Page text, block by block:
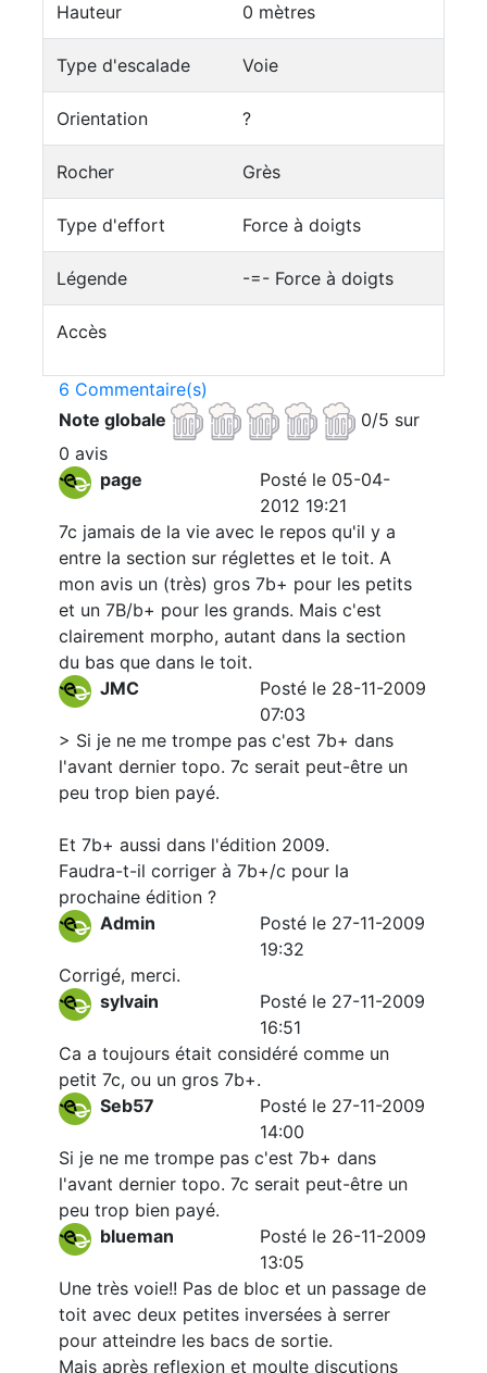
Hauteur 0 mètres
Type d'escalade Voie
Orientation ?
Rocher Grès
Type d'effort Force à doigts
Légende -=- Force à doigts
Accès
6 Commentaire(s)
Note globale
0/5 sur
0 avis
page
Posté le 05-04-
2012 19:21
7c jamais de la vie avec le repos qu'il y a
entre la section sur réglettes et le toit. A
mon avis un (très) gros 7b+ pour les petits
et un 7B/b+ pour les grands. Mais c'est
clairement morpho, autant dans la section
du bas que dans le toit.
JMC
Posté le 28-11-2009
07:03
> Si je ne me trompe pas c'est 7b+ dans
l'avant dernier topo. 7c serait peut-être un
peu trop bien payé.
Et 7b+ aussi dans l'édition 2009.
Faudra-t-il corriger à 7b+/c pour la
prochaine édition ?
Admin
Posté le 27-11-2009
19:32
Corrigé, merci.
sylvain
Posté le 27-11-2009
16:51
Ca a toujours était considéré comme un
petit 7c, ou un gros 7b+.
Seb57
Posté le 27-11-2009
14:00
Si je ne me trompe pas c'est 7b+ dans
l'avant dernier topo. 7c serait peut-être un
peu trop bien payé.
blueman
Posté le 26-11-2009
13:05
Une très voie!! Pas de bloc et un passage de
toit avec deux petites inversées à serrer
pour atteindre les bacs de sortie.
Mais après reflexion et moulte discutions